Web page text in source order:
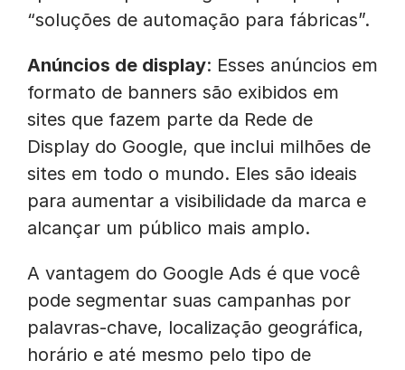
“soluções de automação para fábricas”.
Anúncios de display: Esses anúncios em
formato de banners são exibidos em
sites que fazem parte da Rede de
Display do Google, que inclui milhões de
sites em todo o mundo. Eles são ideais
para aumentar a visibilidade da marca e
alcançar um público mais amplo.
A vantagem do Google Ads é que você
pode segmentar suas campanhas por
palavras-chave, localização geográfica,
horário e até mesmo pelo tipo de